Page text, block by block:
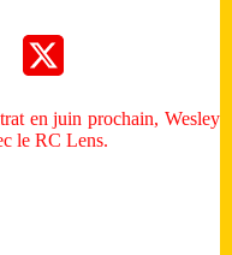
en juin prochain, Wesley
le RC Lens.